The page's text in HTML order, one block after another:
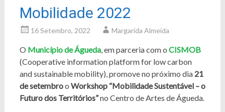
Mobilidade 2022
16 Setembro, 2022 Margarida Almeida
O Município de Águeda, em parceria com o CISMOB
(Cooperative information platform for low carbon
and sustainable mobility), promove no próximo dia 21
de setembroo Workshop “Mobilidade Sustentável – o
Futuro dos Territórios”no Centro de Artes de Águeda.